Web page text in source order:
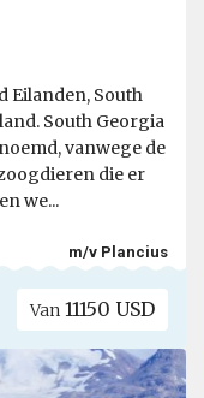
Eilanden, South
South Georgia
vanwege de
die er
we...
m/v Plancius
Van 11150 USD